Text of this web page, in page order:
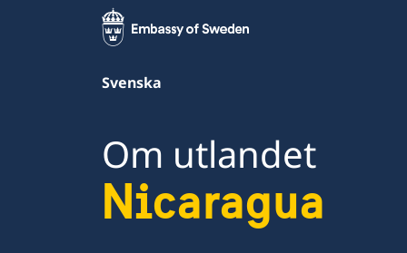
Svenska
Om utlandet
Nicaragua